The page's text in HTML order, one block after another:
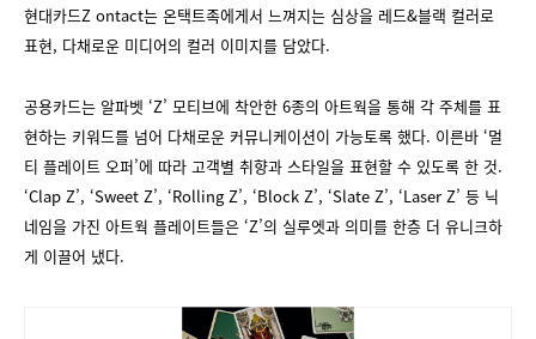
현대카드Z ontact는 온택트족에게서 느껴지는 심상을 레드&블랙 컬러로
표현, 다채로운 미디어의 컬러 이미지를 담았다.
공용카드는 알파벳 ‘Z’ 모티브에 착안한 6종의 아트웍을 통해 각 주체를 표
현하는 키워드를 넘어 다채로운 커뮤니케이션이 가능토록 했다. 이른바 ‘멀
티 플레이트 오퍼’에 따라 고객별 취향과 스타일을 표현할 수 있도록 한 것.
‘Clap Z’, ‘Sweet Z’, ‘Rolling Z’, ‘Block Z’, ‘Slate Z’, ‘Laser Z’ 등 닉
네임을 가진 아트웍 플레이트들은 ‘Z’의 실루엣과 의미를 한층 더 유니크하
게 이끌어 냈다.